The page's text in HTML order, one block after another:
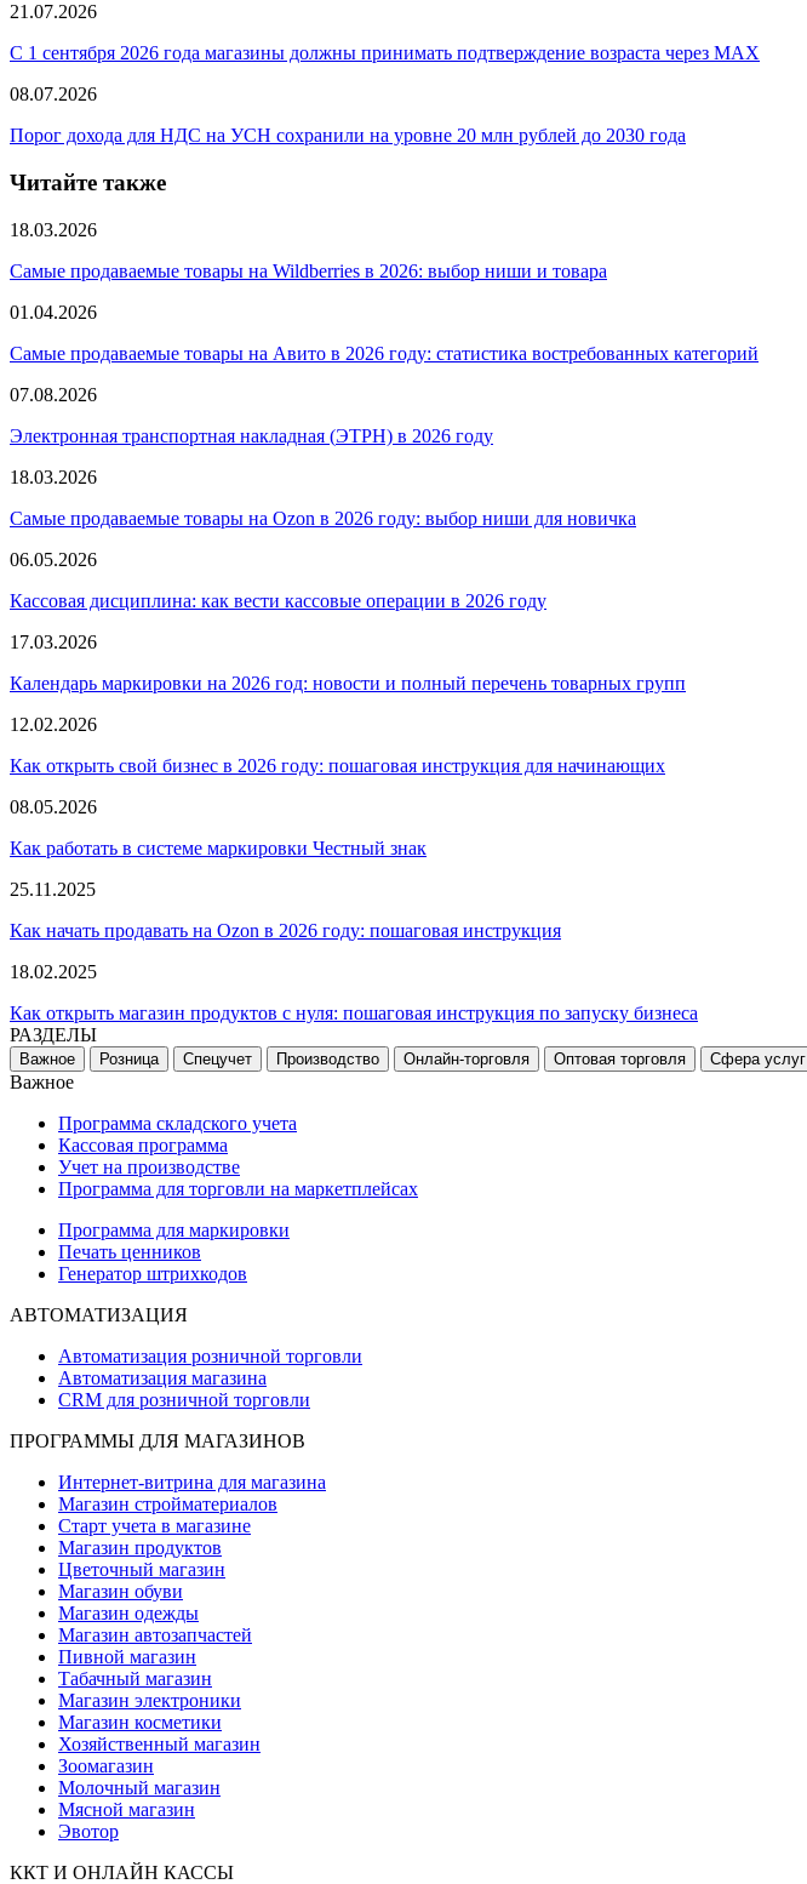
21.07.2026
С 1 сентября 2026 года магазины должны принимать подтверждение возраста через MAX
08.07.2026
Порог дохода для НДС на УСН сохранили на уровне 20 млн рублей до 2030 года
Читайте также
18.03.2026
Самые продаваемые товары на Wildberries в 2026: выбор ниши и товара
01.04.2026
Самые продаваемые товары на Авито в 2026 году: статистика востребованных категорий
07.08.2026
Электронная транспортная накладная (ЭТРН) в 2026 году
18.03.2026
Самые продаваемые товары на Ozon в 2026 году: выбор ниши для новичка
06.05.2026
Кассовая дисциплина: как вести кассовые операции в 2026 году
17.03.2026
Календарь маркировки на 2026 год: новости и полный перечень товарных групп
12.02.2026
Как открыть свой бизнес в 2026 году: пошаговая инструкция для начинающих
08.05.2026
Как работать в системе маркировки Честный знак
25.11.2025
Как начать продавать на Ozon в 2026 году: пошаговая инструкция
18.02.2025
Как открыть магазин продуктов с нуля: пошаговая инструкция по запуску бизнеса
РАЗДЕЛЫ
Важное Розница Спецучет Производство Онлайн-торговля Оптовая торговля Сфера услуг
Важное
Программа складского учета
Кассовая программа
Учет на производстве
Программа для торговли на маркетплейсах
Программа для маркировки
Печать ценников
Генератор штрихкодов
АВТОМАТИЗАЦИЯ
Автоматизация розничной торговли
Автоматизация магазина
CRM для розничной торговли
ПРОГРАММЫ ДЛЯ МАГАЗИНОВ
Интернет-витрина для магазина
Магазин стройматериалов
Старт учета в магазине
Магазин продуктов
Цветочный магазин
Магазин обуви
Магазин одежды
Магазин автозапчастей
Пивной магазин
Табачный магазин
Магазин электроники
Магазин косметики
Хозяйственный магазин
Зоомагазин
Молочный магазин
Мясной магазин
Эвотор
ККТ И ОНЛАЙН КАССЫ